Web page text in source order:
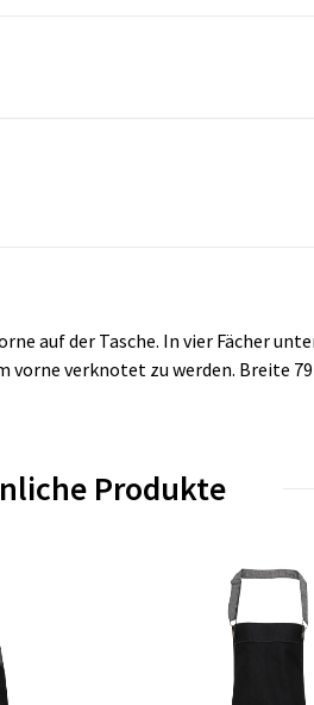
auf der Tasche. In vier Fächer
verknotet zu werden. Breite
Produkte